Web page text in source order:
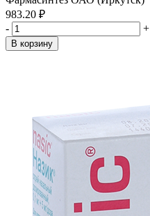
983.20 ₽
-
+
В корзину